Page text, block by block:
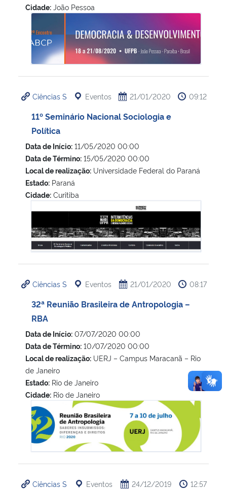
Cidade: João Pessoa
Ciências S Eventos 21/01/2020 09:12
11º Seminário Nacional Sociologia e
Política
Data de Início: 11/05/2020 00:00
Data de Término: 15/05/2020 00:00
Local de realização: Universidade Federal do Paraná
Estado: Paraná
Cidade: Curitiba
11º Seminário Nacional Sociologia e Política
Ciências S Eventos 21/01/2020 08:17
32ª Reunião Brasileira de Antropologia –
RBA
Data de Início: 07/07/2020 00:00
Data de Término: 10/07/2020 00:00
Local de realização: UERJ – Campus Maracanã – Rio
de Janeiro
Estado: Rio de Janeiro
Cidade: Rio de Janeiro
32ª Reunião Brasileira de Antropologia – RBA
Ciências S Eventos 24/12/2019 12:57